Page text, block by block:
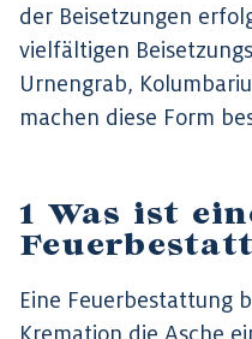
der Beisetzungen
vielfältigen
Urnengrab,
machen diese Form
Was ist
Eine Feuerbestattung
Kremation die Asche